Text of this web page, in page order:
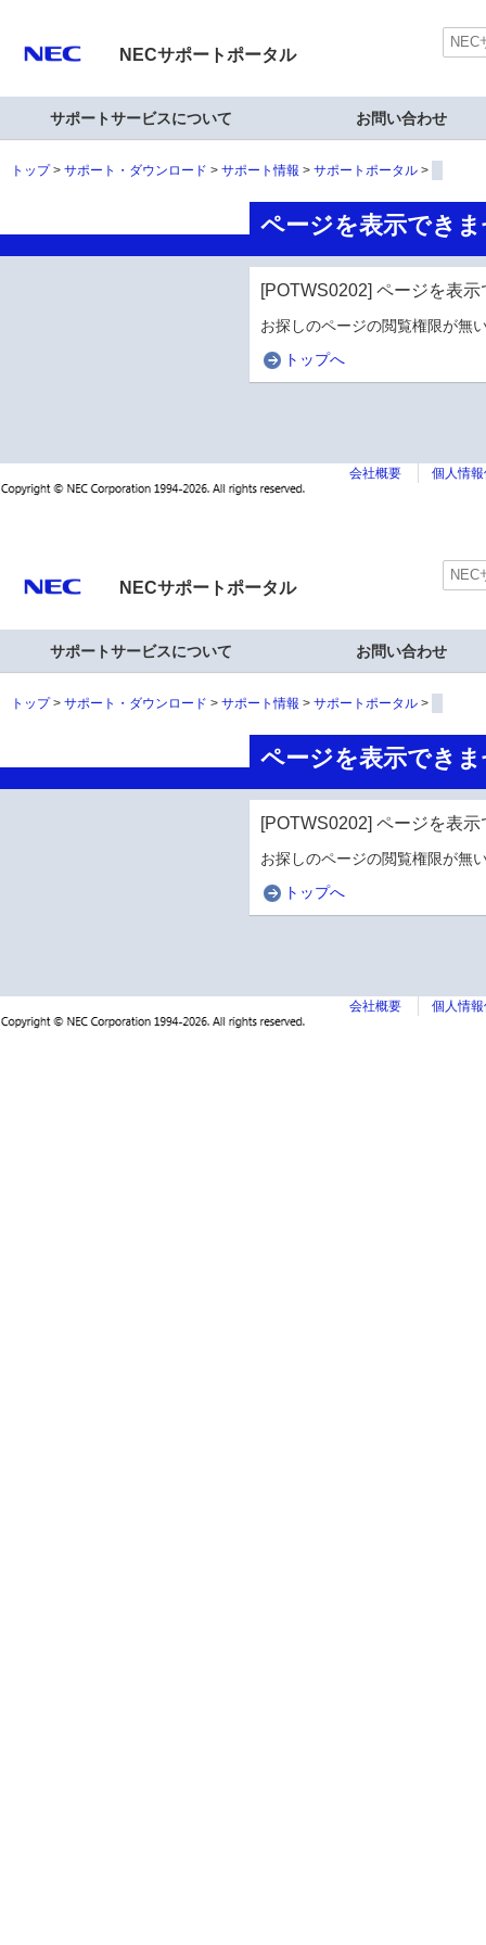
NECサポートポータル
サポートサービスについて お問い合わせ
トップ サポート・ダウンロード サポート情報 サポートポータル
ページを表示でき
[POTWS0202] ページを表
お探しのページの閲覧権限が無
トップへ
会社概要 個人情
NECサポートポータル
サポートサービスについて お問い合わせ
トップ サポート・ダウンロード サポート情報 サポートポータル
ページを表示でき
[POTWS0202] ページを表
お探しのページの閲覧権限が無
トップへ
会社概要 個人情